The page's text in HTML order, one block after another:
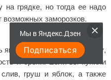
на грядке, но тогда ее надо
заморозков.
кустарники: малину,
и орехи. Если вы купили
груш и яблок, а также
Мы в Яндекс.Дзен
Подписаться